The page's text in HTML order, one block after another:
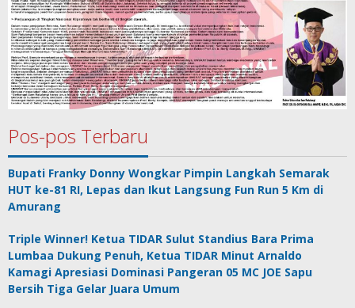
Pos-pos Terbaru
Bupati Franky Donny Wongkar Pimpin Langkah Semarak
HUT ke-81 RI, Lepas dan Ikut Langsung Fun Run 5 Km di
Amurang
Triple Winner! Ketua TIDAR Sulut Standius Bara Prima
Lumbaa Dukung Penuh, Ketua TIDAR Minut Arnaldo
Kamagi Apresiasi Dominasi Pangeran 05 MC JOE Sapu
Bersih Tiga Gelar Juara Umum